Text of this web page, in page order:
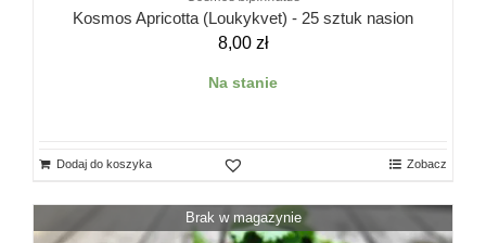
Kosmos Apricotta (Loukykvet) - 25 sztuk nasion
8,00 zł
Na stanie
Dodaj do koszyka Zobacz
Brak w magazynie